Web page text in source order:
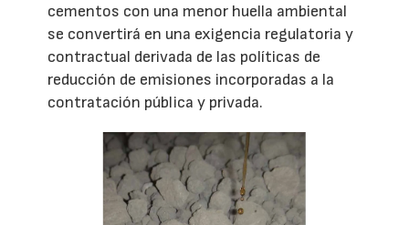
cementos con una menor huella ambiental
se convertirá en una exigencia regulatoria y
contractual derivada de las políticas de
reducción de emisiones incorporadas a la
contratación pública y privada.